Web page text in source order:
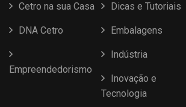
Cetro na sua Casa Dicas e Tutoriais
DNA Cetro Embalagens
Empreendedorismo
Indústria
Inovação e
Tecnologia